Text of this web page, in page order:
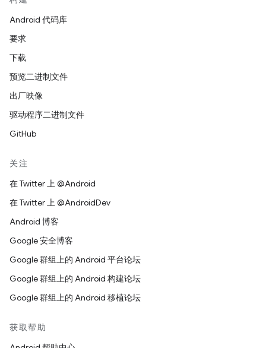
Android 代码库
要求
下载
预览二进制文件
出厂映像
驱动程序二进制文件
GitHub
关注
在 Twitter 上 @Android
在 Twitter 上 @AndroidDev
Android 博客
Google 安全博客
Google 群组上的 Android 平台论坛
Google 群组上的 Android 构建论坛
Google 群组上的 Android 移植论坛
获取帮助